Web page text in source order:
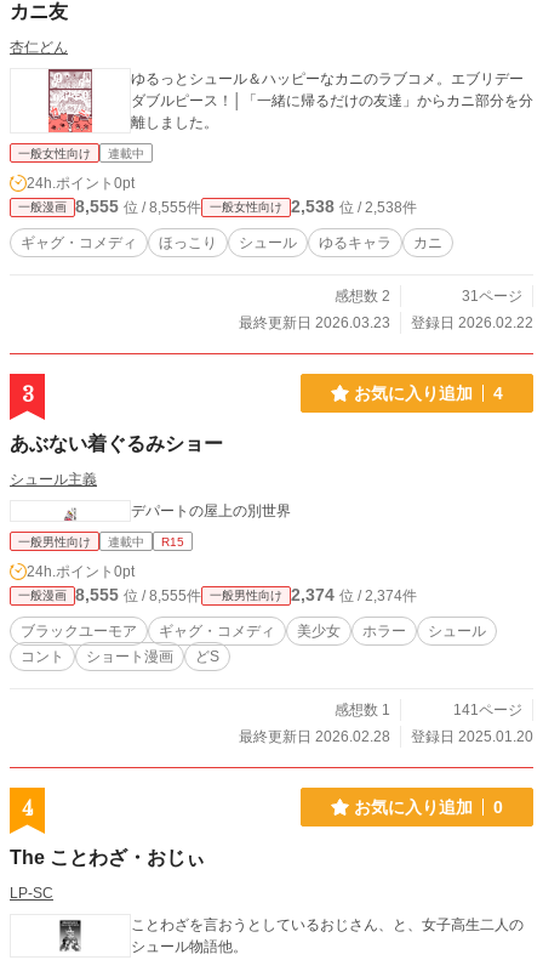
カニ友
杏仁どん
ゆるっとシュール＆ハッピーなカニのラブコメ。エブリデー
ダブルピース！│「一緒に帰るだけの友達」からカニ部分を分
離しました。
一般女性向け 連載中
24h.ポイント 0pt
一般漫画 8,555 位 / 8,555件 一般女性向け 2,538 位 / 2,538件
ギャグ・コメディ ほっこり シュール ゆるキャラ カニ
感想数 2
31ページ
最終更新日 2026.03.23
登録日 2026.02.22
3 お気に入り追加 4
あぶない着ぐるみショー
シュール主義
デパートの屋上の別世界
一般男性向け 連載中 R15
24h.ポイント 0pt
一般漫画 8,555 位 / 8,555件 一般男性向け 2,374 位 / 2,374件
ブラックユーモア ギャグ・コメディ 美少女 ホラー
シュール
コント
ショート漫画 どS
感想数 1
141ページ
最終更新日 2026.02.28
登録日 2025.01.20
4 お気に入り追加 0
The ことわざ・おじぃ
LP-SC
ことわざを言おうとしているおじさん、と、女子高生二人の
シュール物語他。